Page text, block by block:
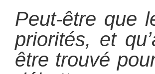
Peut-être que
priorités, et
être trouvé